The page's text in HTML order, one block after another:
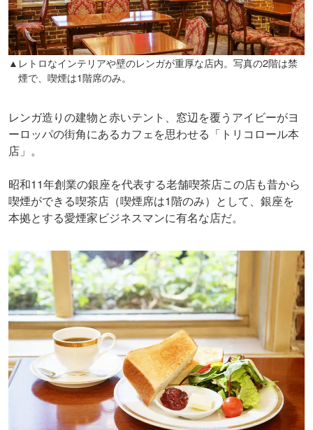
▲レトロなインテリアや壁のレンガが重厚な店内。写真の2階は禁
煙で、喫煙は1階席のみ。
レンガ造りの建物と赤いテント、窓辺を覆うアイビーがヨ
ーロッパの街角にあるカフェを思わせる「トリコロール本
店」。
昭和11年創業の銀座を代表する老舗喫茶店この店も昔から
喫煙ができる喫茶店（喫煙席は1階のみ）として、銀座を
本拠とする愛煙家ビジネスマンに有名な店だ。